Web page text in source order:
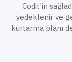
Codit'in
yedeklenir ve
kurtarma planı